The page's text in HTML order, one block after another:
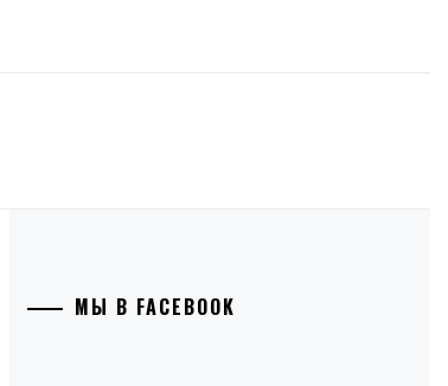
МЫ В FACEBOOK